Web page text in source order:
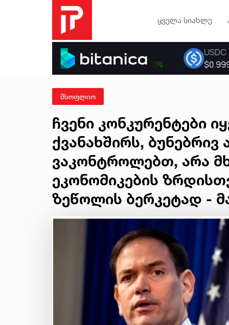
ყველა სიახლე
მსოფლიო
ჩვენი კონკურენტები
ქვანახშირს, ბუნებრივ
ვაკონტროლებთ, არა
ეკონომიკების
ზეწოლის ბერკეტად -